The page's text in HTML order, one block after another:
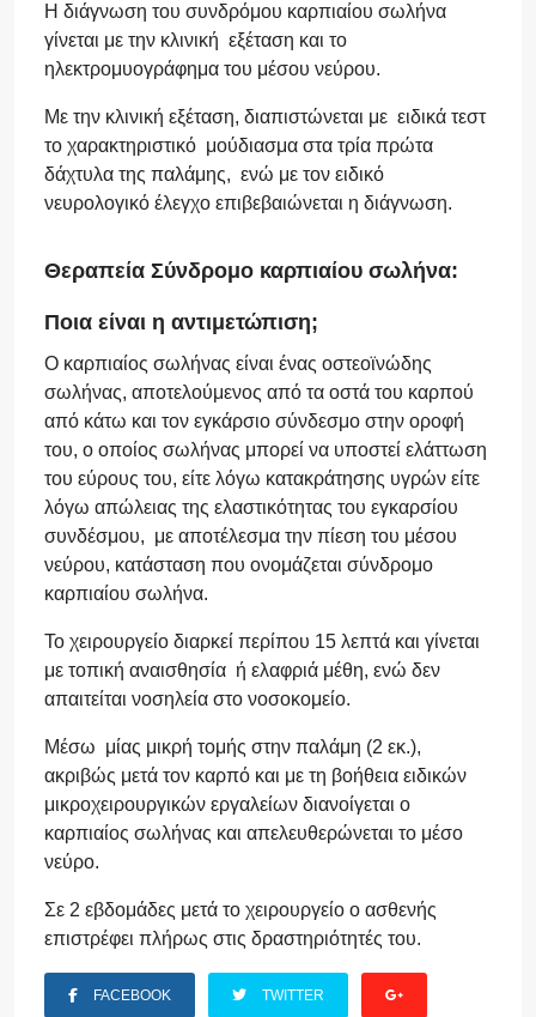
Η διάγνωση του συνδρόμου καρπιαίου σωλήνα
γίνεται με την κλινική εξέταση και το
ηλεκτρομυογράφημα του μέσου νεύρου.
Με την κλινική εξέταση, διαπιστώνεται με ειδικά τεστ
το χαρακτηριστικό μούδιασμα στα τρία πρώτα
δάχτυλα της παλάμης, ενώ με τον ειδικό
νευρολογικό έλεγχο επιβεβαιώνεται η διάγνωση.
Θεραπεία Σύνδρομο καρπιαίου σωλήνα:
Ποια είναι η αντιμετώπιση;
Ο καρπιαίος σωλήνας είναι ένας οστεοϊνώδης
σωλήνας, αποτελούμενος από τα οστά του καρπού
από κάτω και τον εγκάρσιο σύνδεσμο στην οροφή
του, ο οποίος σωλήνας μπορεί να υποστεί ελάττωση
του εύρους του, είτε λόγω κατακράτησης υγρών είτε
λόγω απώλειας της ελαστικότητας του εγκαρσίου
συνδέσμου, με αποτέλεσμα την πίεση του μέσου
νεύρου, κατάσταση που ονομάζεται σύνδρομο
καρπιαίου σωλήνα.
Το χειρουργείο διαρκεί περίπου 15 λεπτά και γίνεται
με τοπική αναισθησία ή ελαφριά μέθη, ενώ δεν
απαιτείται νοσηλεία στο νοσοκομείο.
Μέσω μίας μικρή τομής στην παλάμη (2 εκ.),
ακριβώς μετά τον καρπό και με τη βοήθεια ειδικών
μικροχειρουργικών εργαλείων διανοίγεται ο
καρπιαίος σωλήνας και απελευθερώνεται το μέσο
νεύρο.
Σε 2 εβδομάδες μετά το χειρουργείο ο ασθενής
επιστρέφει πλήρως στις δραστηριότητές του.
FACEBOOK TWITTER